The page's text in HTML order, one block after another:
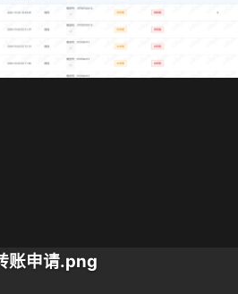
账申请.png